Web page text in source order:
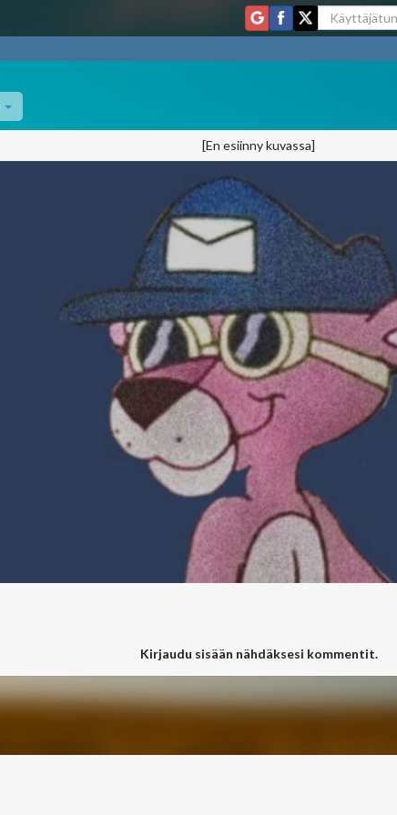
[En esiinny kuvassa]
Kirjaudu sisään nähdäksesi kommentit.